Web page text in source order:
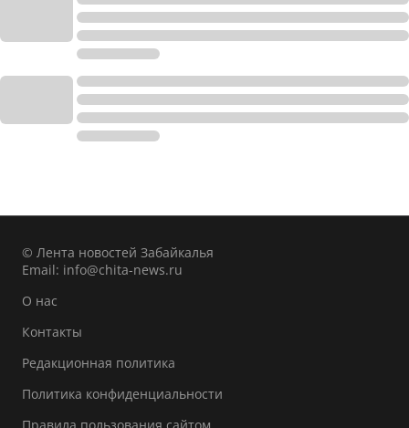
© Лента новостей Забайкалья
Email: info@chita-news.ru
О нас
Контакты
Редакционная политика
Политика конфиденциальности